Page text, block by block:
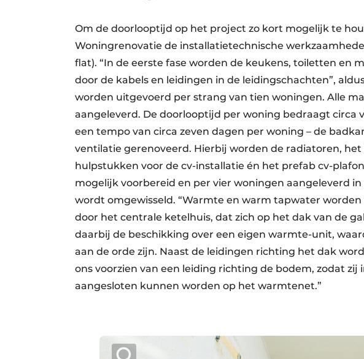
Om de doorlooptijd op het project zo kort mogelijk te
Woningrenovatie de installatietechnische
flat). “In de eerste fase worden de keukens, toiletten en
door de kabels en leidingen in de leidingschachten”,
worden uitgevoerd per strang van tien woningen. Alle
aangeleverd. De doorlooptijd per woning bedraagt circa
een tempo van circa zeven dagen per woning – de
ventilatie gerenoveerd. Hierbij worden de radiatoren,
hulpstukken voor de cv-installatie én het prefab cv-
mogelijk voorbereid en per vier woningen aangeleverd
wordt omgewisseld. “Warmte en warm tapwater
door het centrale ketelhuis, dat zich op het dak van de
daarbij de beschikking over een eigen warmte-unit,
aan de orde zijn. Naast de leidingen richting het dak
ons voorzien van een leiding richting de bodem, zodat
aangesloten kunnen worden op het warmtenet.”